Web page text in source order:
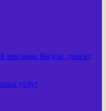
рекламы Яндекс директ
услуг